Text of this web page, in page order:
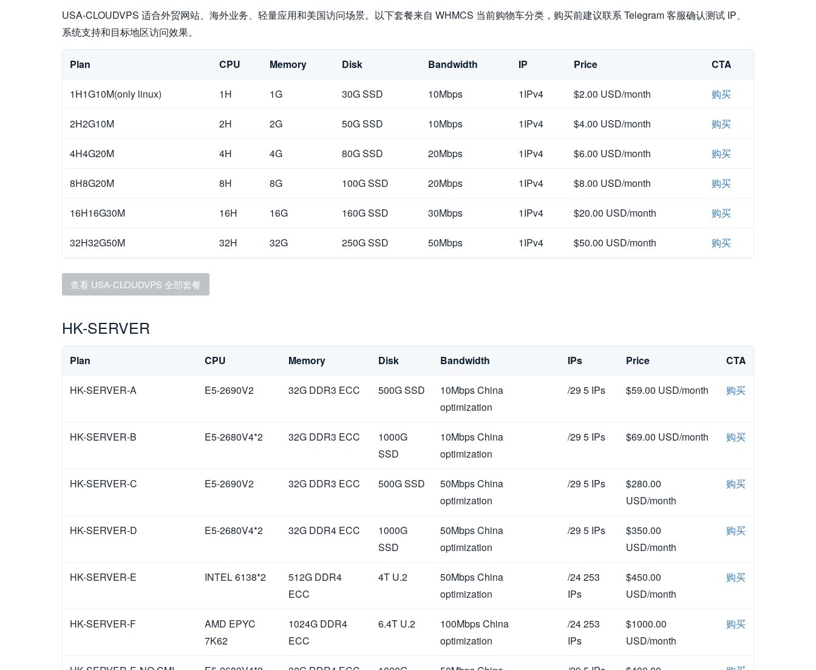
USA-CLOUDVPS 适合外贸网站、海外业务、轻量应用和美国访问场景。以下套餐来自 WHMCS 当前购物车分类，购买前建议联系 Telegram 客服确认测试 IP、
系统支持和目标地区访问效果。
Plan CPU Memory Disk Bandwidth IP Price CTA
1H1G10M(only linux) 1H 1G 30G SSD 10Mbps 1IPv4 $2.00 USD/month 购买
2H2G10M 2H 2G 50G SSD 10Mbps 1IPv4 $4.00 USD/month 购买
4H4G20M 4H 4G 80G SSD 20Mbps 1IPv4 $6.00 USD/month 购买
8H8G20M 8H 8G 100G SSD 20Mbps 1IPv4 $8.00 USD/month 购买
16H16G30M 16H 16G 160G SSD 30Mbps 1IPv4 $20.00 USD/month 购买
32H32G50M 32H 32G 250G SSD 50Mbps 1IPv4 $50.00 USD/month 购买
查看 USA-CLOUDVPS 全部套餐
HK-SERVER
Plan CPU Memory Disk Bandwidth IPs Price CTA
HK-SERVER-A E5-2690V2 32G DDR3 ECC 500G SSD
10Mbps China
optimization
/29 5 IPs $59.00 USD/month 购买
HK-SERVER-B E5-2680V4*2 32G DDR3 ECC
1000G
SSD
10Mbps China
optimization
/29 5 IPs $69.00 USD/month 购买
HK-SERVER-C E5-2690V2 32G DDR3 ECC 500G SSD
50Mbps China
optimization
/29 5 IPs
$280.00
USD/month
购买
HK-SERVER-D E5-2680V4*2 32G DDR4 ECC
1000G
SSD
50Mbps China
optimization
/29 5 IPs
$350.00
USD/month
购买
HK-SERVER-E INTEL 6138*2
512G DDR4
ECC
4T U.2
50Mbps China
optimization
/24 253
IPs
$450.00
USD/month
购买
HK-SERVER-F
AMD EPYC
7K62
1024G DDR4
ECC
6.4T U.2
100Mbps China
optimization
/24 253
IPs
$1000.00
USD/month
购买